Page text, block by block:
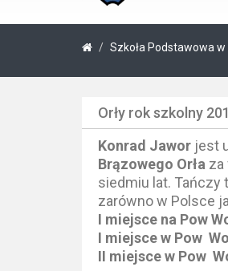
Szkoła Podstawowa
Orły rok szkolny
Konrad Jawor jest
Brązowego Orła za
siedmiu lat. Tańczy
zarówno w Polsce
I miejsce na Pow
I miejsce w Pow
II miejsce w Pow